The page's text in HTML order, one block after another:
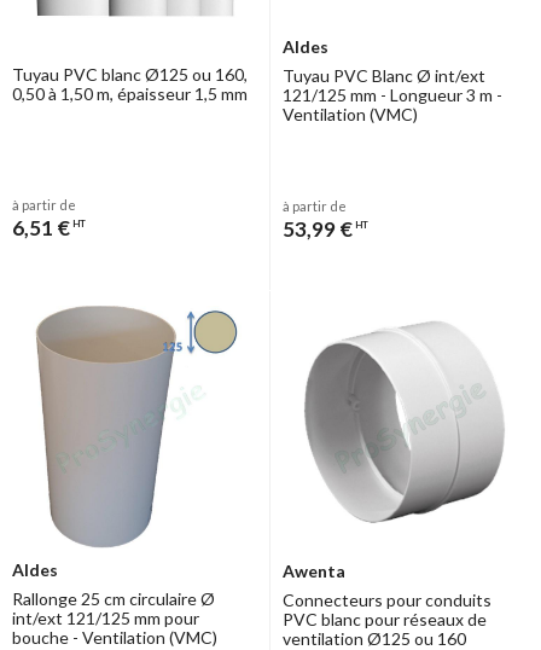
Tuyau PVC blanc Ø125 ou 160,
0,50 à 1,50 m, épaisseur 1,5 mm
à partir de
6,51 € HT
Aldes
Tuyau PVC Blanc Ø int/ext
121/125 mm - Longueur 3 m -
Ventilation (VMC)
à partir de
53,99 € HT
Aldes
Rallonge 25 cm circulaire Ø
int/ext 121/125 mm pour
bouche - Ventilation (VMC)
Awenta
Connecteurs pour conduits
PVC blanc pour réseaux de
ventilation Ø125 ou 160